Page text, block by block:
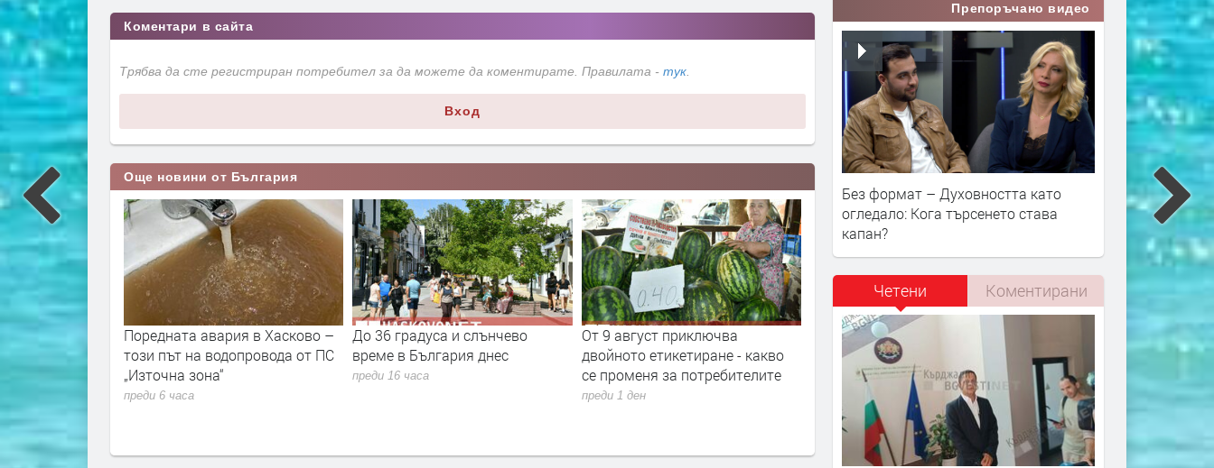
Коментари в сайта
Трябва да сте регистриран потребител за да можете да коментирате. Правилата - тук.
Вход
Още новини от България
авария в Хасково –
на водопровода от ПС
До 36 градуса и слънчево
време в България днес
преди 16 часа
От 9 август приключва
двойното етикетиране - какво
се променя за потребителите
Млад пилот напуска ВВС със
скандално обръщение към
Румен Радев и компания
преди 1 ден
В Европа се диша по-чист
въздух, но климатът изпраща
все по-тревожни сигнали- В
България показваме как можем
да правим и крачка назад
преди 1 ден
Турция взима 33%
проучванията за
блок „Хан Тервел“
българската зона
море. Какво
преди 1 ден
Препоръчано видео
Без формат – Духовността като
огледало: Кога търсенето става
капан?
Четени Коментирани